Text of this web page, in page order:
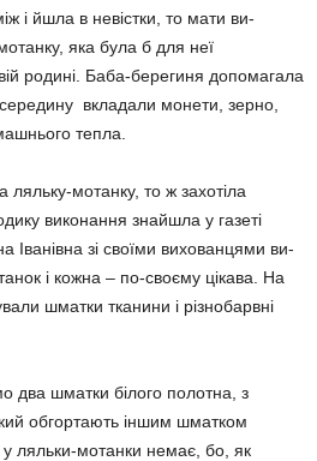
і йшла в невістки, то мати ви­
яка була б для неї
ро­дині. Баба-берегиня допо­ма­гала
вкла­дали монети, зерно,
тепла.
мотанку, то ж захо­ті­ла
виконання знайшла у газеті
Іванівна зі своїми ви­хованцями ви­
і кожна – по-своєму цікава. На
шматки тка­нини і різнобарвні
два шматки білого полотна, з
обгор­тають іншим шматком
у ляльки-мотанки немає, бо, як